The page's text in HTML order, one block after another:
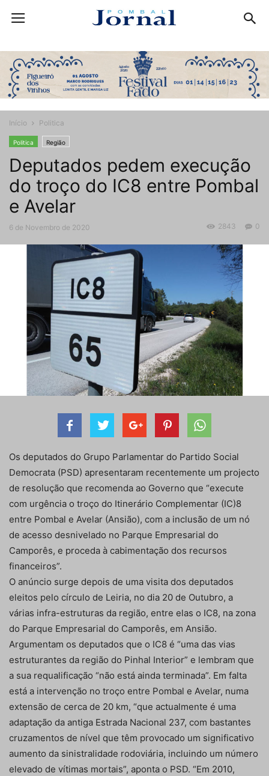
Início Politica
Politica Região
Deputados pedem execução
do troço do IC8 entre Pombal
e Avelar
6 de Novembro de 2020 0
2843
Os deputados do Grupo Parlamentar do Partido Social
Democrata (PSD) apresentaram recentemente um projecto
de resolução que recomenda ao Governo que “execute
com urgência o troço do Itinerário Complementar (IC)8
entre Pombal e Avelar (Ansião), com a inclusão de um nó
de acesso desnivelado no Parque Empresarial do
Camporês, e proceda à cabimentação dos recursos
financeiros”.
O anúncio surge depois de uma visita dos deputados
eleitos pelo círculo de Leiria, no dia 20 de Outubro, a
várias infra-estruturas da região, entre elas o IC8, na zona
do Parque Empresarial do Camporês, em Ansião.
Argumentam os deputados que o IC8 é “uma das vias
estruturantes da região do Pinhal Interior” e lembram que
a sua requalificação “não está ainda terminada”. Em falta
está a intervenção no troço entre Pombal e Avelar, numa
extensão de cerca de 20 km, “que actualmente é uma
adaptação da antiga Estrada Nacional 237, com bastantes
cruzamentos de nível que têm provocado um significativo
aumento da sinistralidade rodoviária, incluindo um número
elevado de vítimas mortais”, aponta o PSD. “Em 2010,